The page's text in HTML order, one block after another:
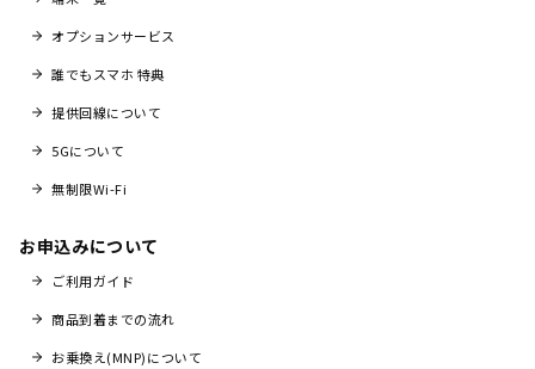
オプションサービス
誰でもスマホ 特典
提供回線について
5Gについて
無制限Wi-Fi
お申込みについて
ご利用ガイド
商品到着までの流れ
お乗換え(MNP)について